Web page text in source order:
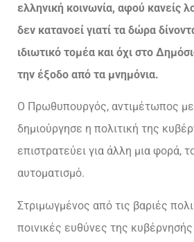
ελληνική κοινωνία, αφού κανείς
δεν κατανοεί γιατί τα δώρα
ιδιωτικό τομέα και όχι στο
την έξοδο από τα μνημόνια.
Ο Πρωθυπουργός, αντιμέτωπος
δημιούργησε η πολιτική της
επιστρατεύει για άλλη μια φορά,
αυτοματισμό.
Στριμωγμένος από τις βαριές
ποινικές ευθύνες της